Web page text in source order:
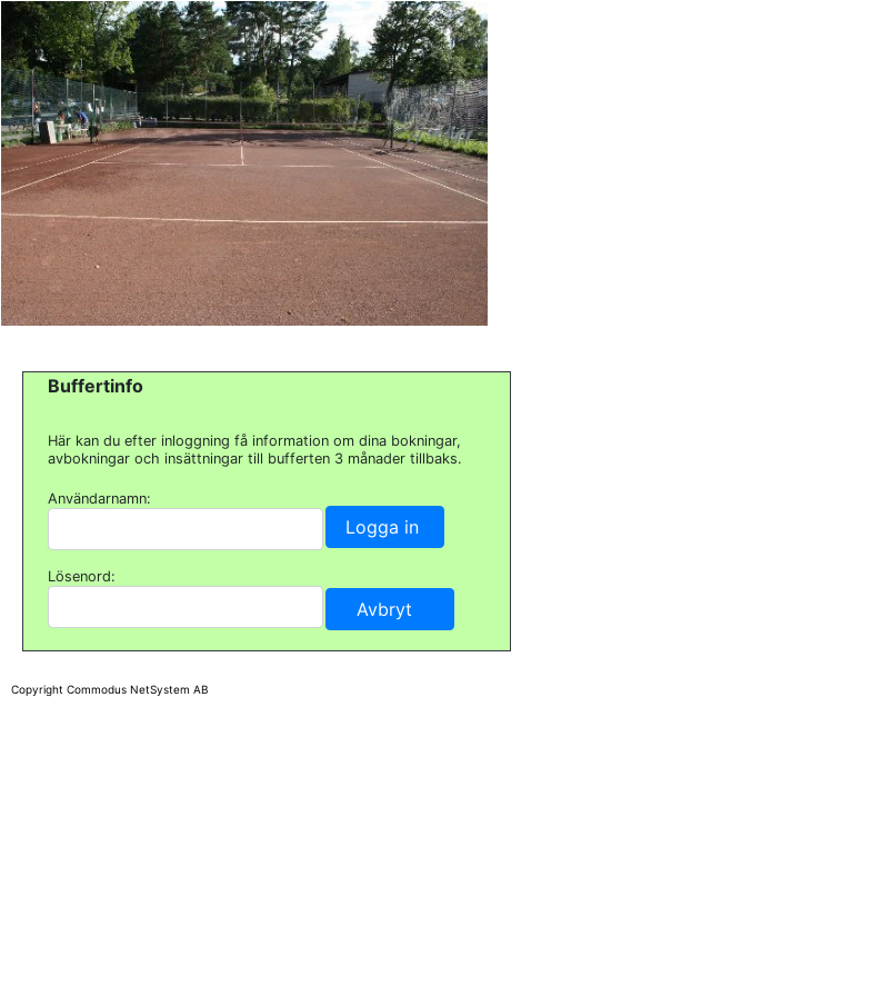
Buffertinfo
Här kan du efter inloggning få information om dina bokningar,
avbokningar och insättningar till bufferten 3 månader tillbaks.
Användarnamn:
Lösenord:
Copyright Commodus NetSystem AB